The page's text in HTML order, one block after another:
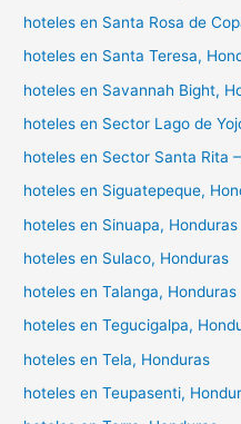
hoteles en Santa Rosa de
hoteles en Santa Teresa,
hoteles en Savannah Bight,
hoteles en Sector Lago de
hoteles en Sector Santa Rita
hoteles en Siguatepeque,
hoteles en Sinuapa, Honduras
hoteles en Sulaco, Honduras
hoteles en Talanga, Honduras
hoteles en Tegucigalpa,
hoteles en Tela, Honduras
hoteles en Teupasenti,